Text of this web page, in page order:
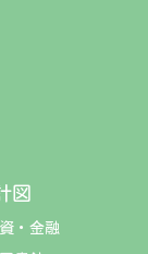
図
・金融